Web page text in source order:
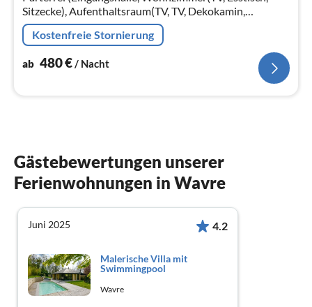
Sitzecke), Aufenthaltsraum(TV, TV, Dekokamin,
Herd(Holz), Sitzecke, kabelloses Musiksystem,
Stereoanlage, Bar, Billard)
Kostenfreie Stornierung
ab 480€/ Nacht
Gästebewertungen unserer
Ferienwohnungen in Wavre
Juni 2025 4.2
Malerische Villa mit
Swimmingpool
Wavre